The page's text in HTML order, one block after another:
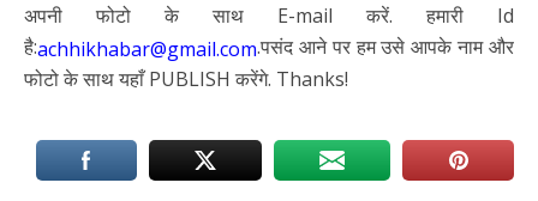
अपनी फोटो के साथ E-mail करें. हमारी Id
है:achhikhabar@gmail.com.पसंद आने पर हम उसे आपके नाम और
फोटो के साथ यहाँ PUBLISH करेंगे. Thanks!